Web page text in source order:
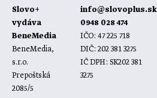
Slovo+
vydáva
BeneMedia
BeneMedia,
s.r.o.
Prepoštská
2085/5
info@slovoplus.sk
0948 028 474
IČO: 47 225 718
DIČ: 202 381 3275
IČ DPH: SK202 381
3275